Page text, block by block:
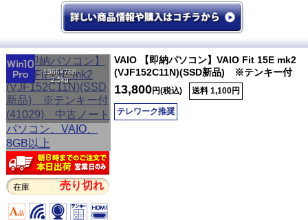
1366×768
2.5kg
在庫 売り切れ
VAIO 【即納パソコン】VAIO Fit 15E mk2
(VJF152C11N)(SSD新品) ※テンキー付
13,800円(税込) 送料 1,100円
テレワーク推奨